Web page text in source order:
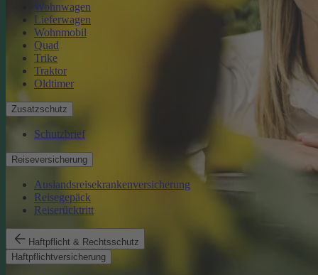
Wohnwagen
Lieferwagen
Wohnmobil
Quad
Trike
Traktor
Oldtimer
Zusatzschutz
Schutzbrief
Reiseversicherung
Auslandsreisekrankenversicherung
Reisegepäck
Reiserücktritt
Haftpflicht & Rechtsschutz
Haftpflichtversicherung